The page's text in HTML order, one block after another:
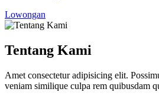
Lowongan
Tentang Kami
Amet consectetur adipisicing elit.
veniam similique culpa rem quibusdam